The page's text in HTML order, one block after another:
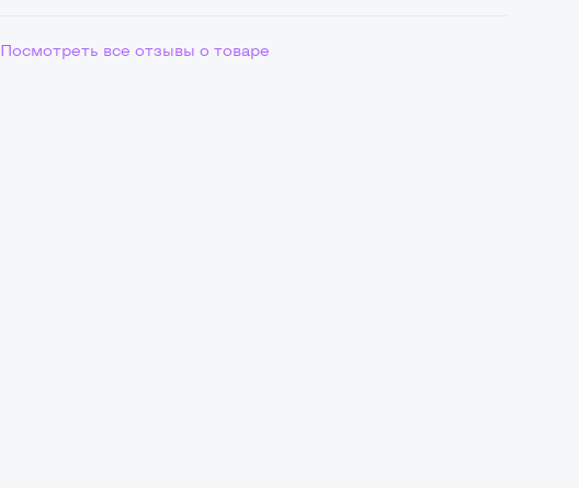
Посмотреть все отзывы о товаре